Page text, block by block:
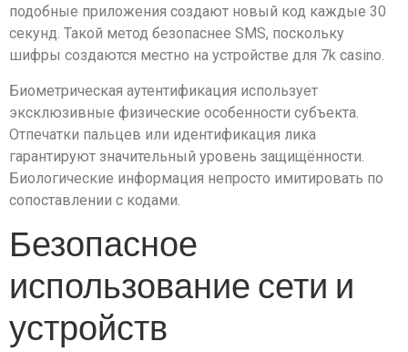
подобные приложения создают новый код каждые 30
секунд. Такой метод безопаснее SMS, поскольку
шифры создаются местно на устройстве для 7k casino.
Биометрическая аутентификация использует
эксклюзивные физические особенности субъекта.
Отпечатки пальцев или идентификация лика
гарантируют значительный уровень защищённости.
Биологические информация непросто имитировать по
сопоставлении с кодами.
Безопасное
использование сети и
устройств